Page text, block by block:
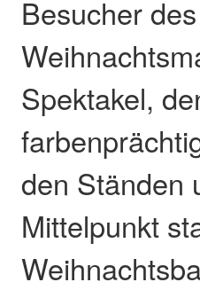
Besucher
Spektakel,
den Ständen
Mittelpunkt